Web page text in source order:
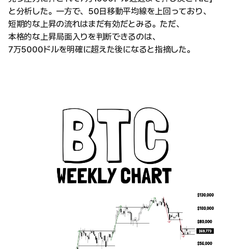
と分析した。一方で、50日移動平均線を上回っており、
短期的な上昇の流れはまだ有効だとみる。ただ、
本格的な上昇局面入りを判断できるのは、
7万5000ドルを明確に超えた後になると指摘した。